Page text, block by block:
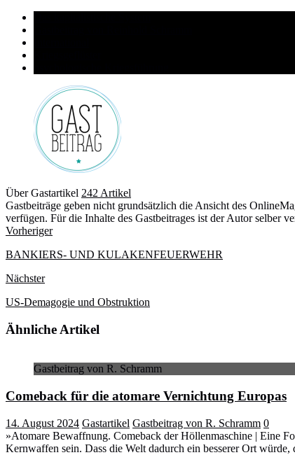
Über Gastartikel 242 Artikel
Gastbeiträge geben nicht grundsätzlich die Ansicht des
verfügen. Für die Inhalte des Gastbeitrages ist der Autor selber
Webseite
Vorheriger
BANKIERS- UND KULAKENFEUERWEHR
Nächster
US-Demagogie und Obstruktion
Ähnliche Artikel
Gastbeitrag von R. Schramm
Comeback für die atomare Vernichtung Europas
14. August 2024 Gastartikel Gastbeitrag von R. Schramm 0
»Atomare Bewaffnung. Comeback der Höllenmaschine | Eine
Kernwaffen sein. Dass die Welt dadurch ein besserer Ort